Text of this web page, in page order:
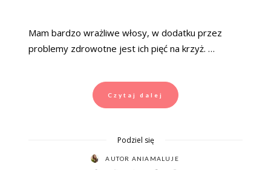
Mam bardzo wrażliwe włosy, w dodatku przez
problemy zdrowotne jest ich pięć na krzyż. …
Czytaj dalej
Podziel się
AUTOR ANIAMALUJE